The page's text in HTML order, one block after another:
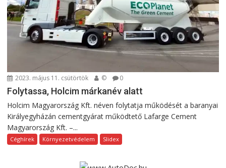
2023. május 11. csütörtök © 0
Folytassa, Holcim márkanév alatt
Holcim Magyarország Kft. néven folytatja működését a baranyai
Királyegyházán cementgyárat működtető Lafarge Cement
Magyarország Kft. –...
Céghírek Környezetvédelem Slidex